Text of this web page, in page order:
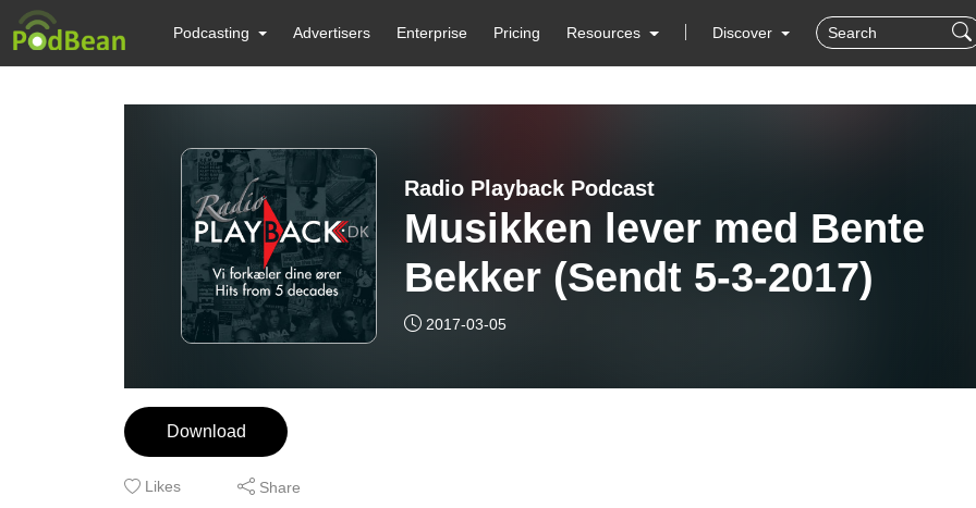
Podcasting Advertisers Enterprise Pricing Resources Discover
Radio Playback Podcast
Musikken lever med Bente
Bekker (Sendt 5-3-2017)
2017-03-05
Download
Likes Share